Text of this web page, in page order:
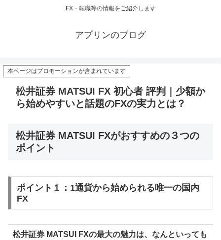
FX・転職等の情報をご紹介します
アプリンのブログ
本ページはプロモーションが含まれています
松井証券 MATSUI FX 初心者 評判｜少額か
ら始めやすいと話題のFXの実力とは？
松井証券 MATSUI FXがおすすめの３つの
ポイント
ポイント１：1通貨から始められる唯一の国内
FX
松井証券 MATSUI FXの最大の魅力は、なんといっても